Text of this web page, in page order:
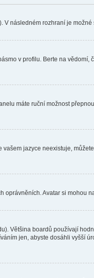
V následném rozhraní je
v profilu. Berte na vědomí,
máte ruční možnost
jazyce neexistuje,
oprávněních. Avatar si mohou
Většina boardů používají
jen, abyste dosáhli vyšší